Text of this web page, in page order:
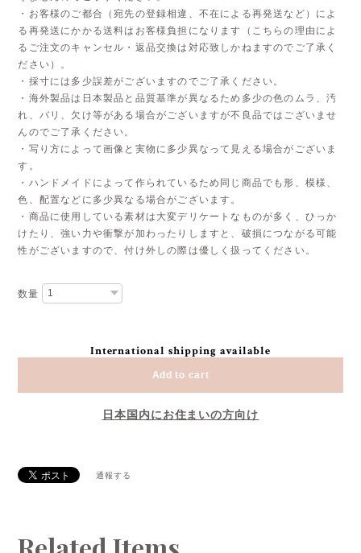
・お客様のご都合（宛先の登録相違、不在による再発送など）によ
る再発送にかかる送料はお客様負担になります（こちらの理由によ
るご注文のキャンセル・返品交換は対応致しかねますのでご了承く
ださい）。
・採寸には多少誤差がございますのでご了承ください。
・海外製品は日本製品と品質基準が異なるため多少の色のムラ、汚
れ、バリ、欠け等がある場合がございますが不良品ではございませ
んのでご了承ください。
・写り方によって画像と実物に多少異なって見える場合がございま
す。
・ハンドメイドによって作られているため同じ商品でも形、模様、
色、配置などに多少異なる場合がございます。
・商品に使用している素材は大変デリケートなものが多く、ひっか
けたり、強い力や衝撃が加わったりしますと、破損につながる可能
性がございますので、付け外しの際は優しく扱ってください。
数量
International shipping available
Add to cart
日本国内にお住まいの方向け
通報する